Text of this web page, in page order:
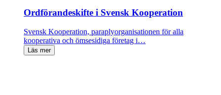
Ordförandeskifte i Svensk Kooperation
Svensk Kooperation, paraplyorganisationen för alla
kooperativa och ömsesidiga företag i…
Läs mer